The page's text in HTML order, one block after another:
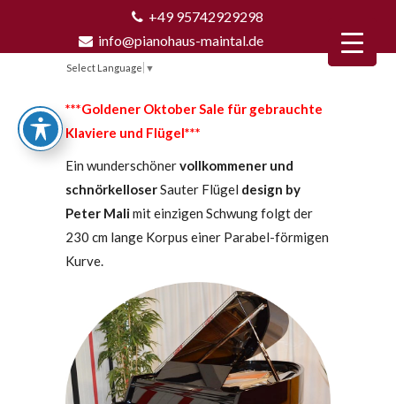
+49 95742929298
info@pianohaus-maintal.de
Select Language ▼
***Goldener Oktober Sale für gebrauchte
Klaviere und Flügel***
Ein wunderschönervollkommener und
schnörkelloserSauter Flügel design by
Peter Malimit einzigen Schwung folgt der
230 cm lange Korpus einer Parabel-förmigen
Kurve.